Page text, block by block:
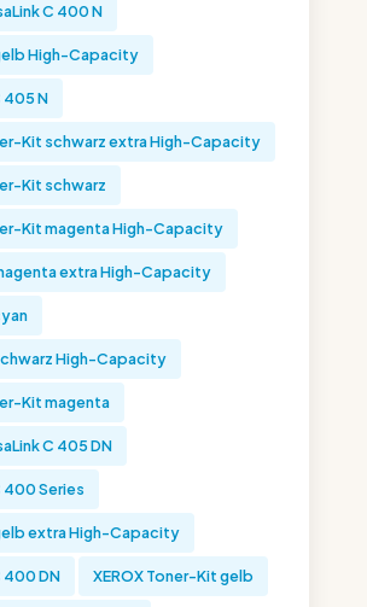
C 400 N
High-Capacity
405 N
Kit schwarz extra High-Capacity
Kit schwarz
Kit magenta High-Capacity
extra High-Capacity
High-Capacity
Kit magenta
C 405 DN
400 Series
extra High-Capacity
400 DN XEROX Toner-Kit gelb